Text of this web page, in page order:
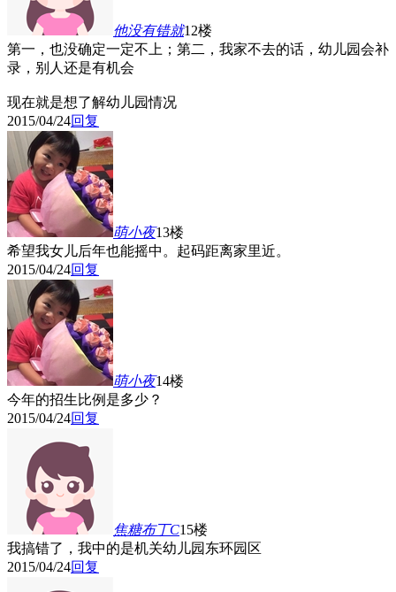
他没有错就12楼
第一，也没确定一定不上；第二，我家不去的话，幼儿园会补
录，别人还是有机会
现在就是想了解幼儿园情况
2015/04/24回复
萌小夜13楼
希望我女儿后年也能摇中。起码距离家里近。
2015/04/24回复
萌小夜14楼
今年的招生比例是多少？
2015/04/24回复
焦糖布丁C15楼
我搞错了，我中的是机关幼儿园东环园区
2015/04/24回复